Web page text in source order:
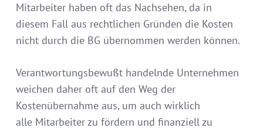
Mitarbeiter haben oft das Nachsehen, da in
diesem Fall aus rechtlichen Gründen die Kosten
nicht durch die BG übernommen werden können.
Verantwortungsbewußt handelnde Unternehmen
weichen daher oft auf den Weg der
Kostenübernahme aus, um auch wirklich
alle Mitarbeiter zu fördern und finanziell zu